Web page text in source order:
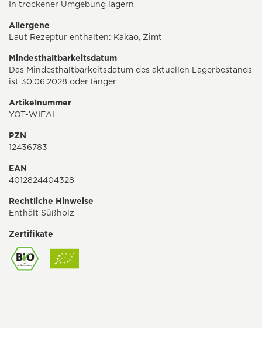
In trockener Umgebung lagern
Allergene
Laut Rezeptur enthalten: Kakao, Zimt
Mindesthaltbarkeitsdatum
Das Mindesthaltbarkeitsdatum des aktuellen Lagerbestands
ist 30.06.2028 oder länger
Artikelnummer
YOT-WIEAL
PZN
12436783
EAN
4012824404328
Rechtliche Hinweise
Enthält Süßholz
Zertifikate